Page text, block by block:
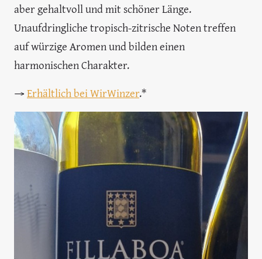
aber gehaltvoll und mit schöner Länge.
Unaufdringliche tropisch-zitrische Noten treffen
auf würzige Aromen und bilden einen
harmonischen Charakter.
→Erhältlich bei WirWinzer.*